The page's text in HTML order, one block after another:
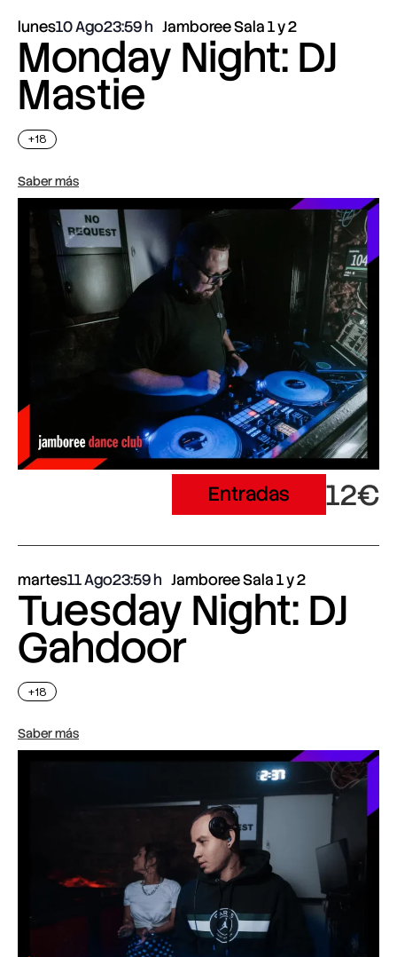
lunes10 Ago23:59 Jamboree Sala 1 y 2
Monday Night: DJ
Mastie
+18
Saber más
Entradas 12€
martes11 Ago23:59 Jamboree Sala 1 y 2
Tuesday Night: DJ
Gahdoor
+18
Saber más